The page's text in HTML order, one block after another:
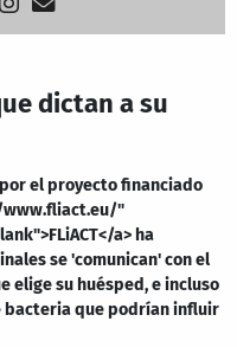
dictan a su
el proyecto financiado
www.fliact.eu/"
a> ha
se 'comunican' con el
elige su huésped, e incluso
bacteria que podrían influir